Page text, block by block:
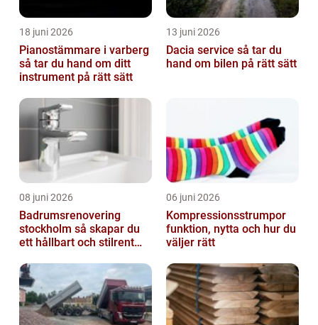
18 juni 2026
Pianostämmare i varberg
så tar du hand om ditt
instrument på rätt sätt
13 juni 2026
Dacia service så tar du
hand om bilen på rätt sätt
08 juni 2026
Badrumsrenovering
stockholm så skapar du
ett hållbart och stilrent
06 juni 2026
Kompressionsstrumpor
funktion, nytta och hur du
väljer rätt